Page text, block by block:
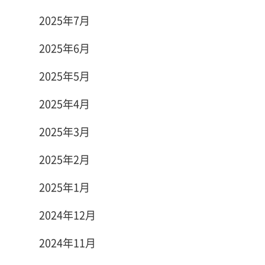
2025年7月
2025年6月
2025年5月
2025年4月
2025年3月
2025年2月
2025年1月
2024年12月
2024年11月